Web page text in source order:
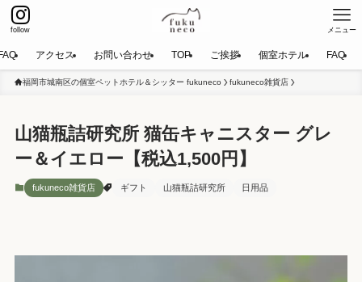
follow メニュー
アクセス お問い合わせ TOP ご挨拶 個室ホテル FAQ
福岡市城南区の個室ペットホテル＆シッター fukuneco fukuneco雑貨店
山猫瓶詰研究所 猫缶キャニスター グレ
ー＆イエロー【税込1,500円】
fukuneco雑貨店 ギフト 山猫瓶詰研究所 日用品